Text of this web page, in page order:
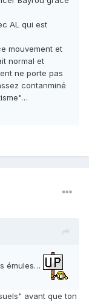
AL qui est
mouvement et
normal et
ne porte pas
contanminé
émules…
avant que ton